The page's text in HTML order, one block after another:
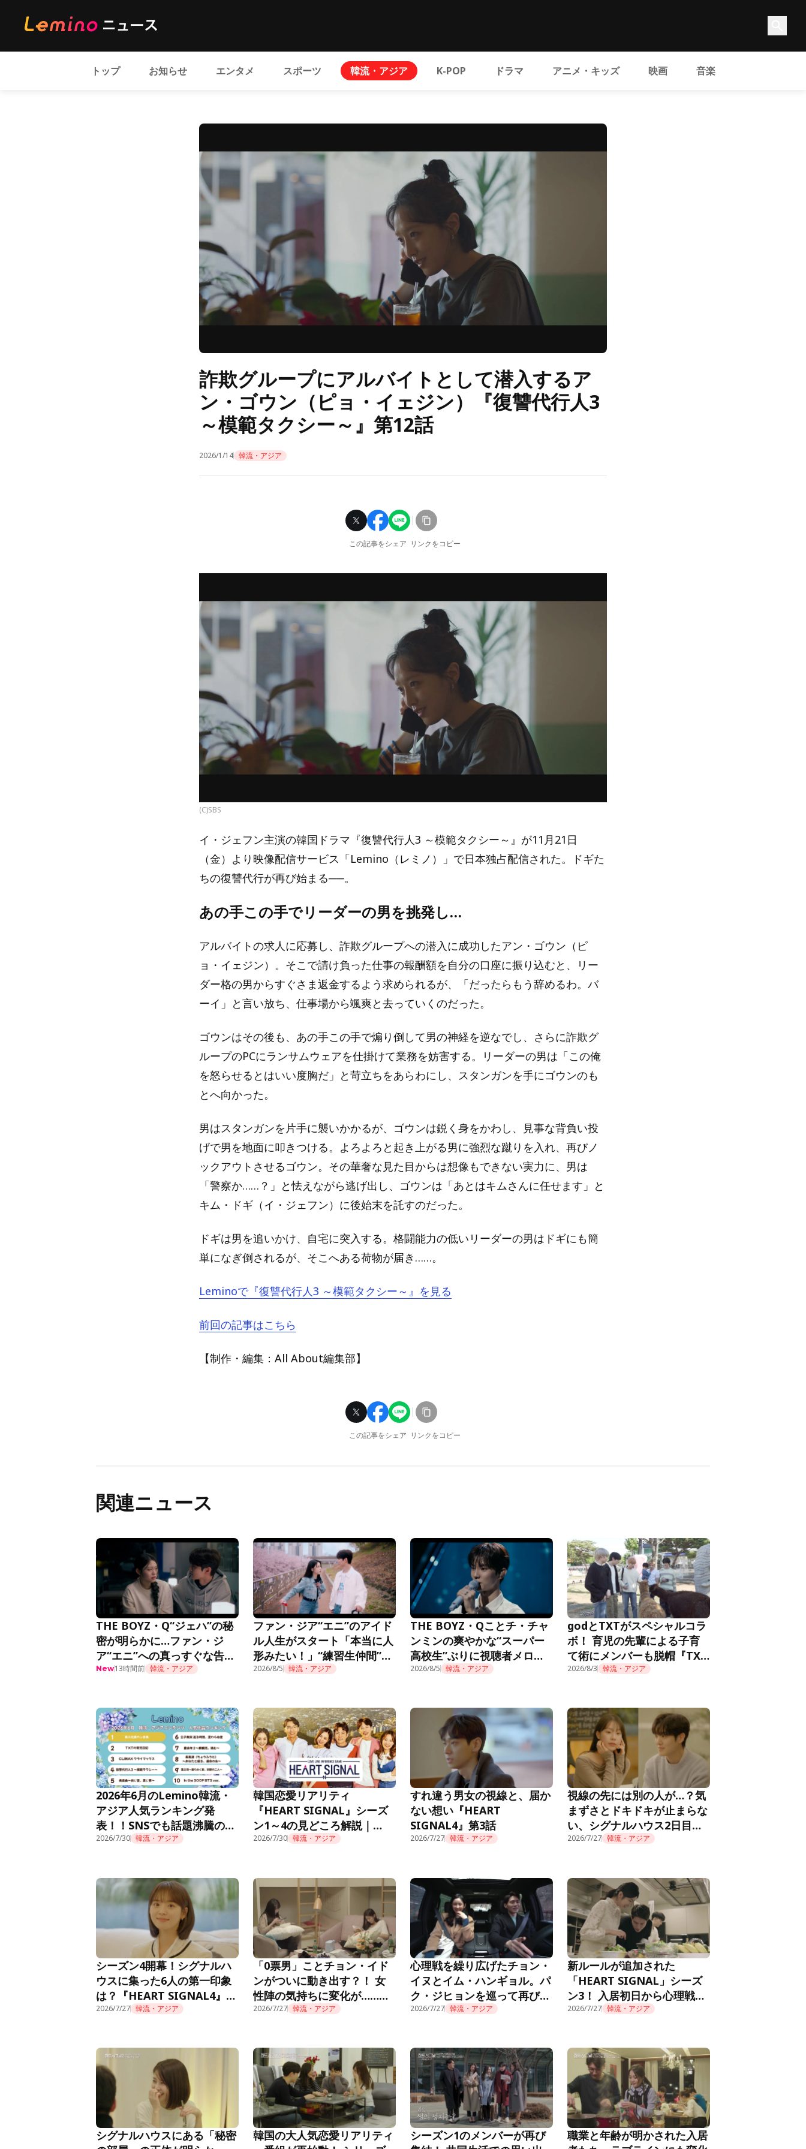
トップ お知らせ エンタメ スポーツ 韓流・アジア K-POP ドラマ アニメ・キッズ 映画 音楽
詐欺グループにアルバイトとして潜入するア
ン・ゴウン（ピョ・イェジン）『復讐代行人3
～模範タクシー～』第12話
2026/1/14 韓流・アジア
この記事をシェア リンクをコピー
(C)SBS
イ・ジェフン主演の韓国ドラマ『復讐代行人3 ～模範タクシー～』が11月21日
（金）より映像配信サービス「Lemino（レミノ）」で日本独占配信された。ドギた
ちの復讐代行が再び始まる──。
あの手この手でリーダーの男を挑発し…
アルバイトの求人に応募し、詐欺グループへの潜入に成功したアン・ゴウン（ピ
ョ・イェジン）。そこで請け負った仕事の報酬額を自分の口座に振り込むと、リー
ダー格の男からすぐさま返金するよう求められるが、「だったらもう辞めるわ。バ
ーイ」と言い放ち、仕事場から颯爽と去っていくのだった。
ゴウンはその後も、あの手この手で煽り倒して男の神経を逆なでし、さらに詐欺グ
ループのPCにランサムウェアを仕掛けて業務を妨害する。リーダーの男は「この俺
を怒らせるとはいい度胸だ」と苛立ちをあらわにし、スタンガンを手にゴウンのも
とへ向かった。
男はスタンガンを片手に襲いかかるが、ゴウンは鋭く身をかわし、見事な背負い投
げで男を地面に叩きつける。よろよろと起き上がる男に強烈な蹴りを入れ、再びノ
ックアウトさせるゴウン。その華奢な見た目からは想像もできない実力に、男は
「警察か……？」と怯えながら逃げ出し、ゴウンは「あとはキムさんに任せます」と
キム・ドギ（イ・ジェフン）に後始末を託すのだった。
ドギは男を追いかけ、自宅に突入する。格闘能力の低いリーダーの男はドギにも簡
単になぎ倒されるが、そこへある荷物が届き……。
Leminoで『復讐代行人3 ～模範タクシー～』を見る
前回の記事はこちら
【制作・編集：All About編集部】
この記事をシェア リンクをコピー
関連ニュース
THE BOYZ・Q“ジェハ”の秘
密が明らかに…ファン・ジ
ア“エニ”への真っすぐな告白
に胸キュン＜推しデビュー＞
New13時間前 韓流・アジア
ファン・ジア“エニ”のアイド
ル人生がスタート「本当に人
形みたい！」“練習生仲間”も
話題に＜推しデビュー＞
2026/8/5 韓流・アジア
THE BOYZ・Qことチ・チャ
ンミンの爽やかな“スーパー
高校生”ぶりに視聴者メロメ
ロ「制服似合ってる」＜推し
2026/8/5 韓流・アジア
godとTXTがスペシャルコラ
ボ！ 育児の先輩による子育
て術にメンバーも脱帽『TXT
の育児日記』第10話
2026/8/3 韓流・アジア
2026年6月のLemino韓流・
アジア人気ランキング発
表！！SNSでも話題沸騰の痛
快オフィスファンタジー『新
首位獲得！
2026/7/30 韓流・アジア
韓国恋愛リアリティ
『HEART SIGNAL』シーズ
ン1～4の見どころ解説｜
Lemino公式
2026/7/30 韓流・アジア
すれ違う男女の視線と、届か
ない想い『HEART
SIGNAL4』第3話
2026/7/27 韓流・アジア
視線の先には別の人が…？気
まずさとドキドキが止まらな
い、シグナルハウス2日目の
朝『HEART SIGNAL4』第2
2026/7/27 韓流・アジア
シーズン4開幕！シグナルハ
ウスに集った6人の第一印象
は？『HEART SIGNAL4』第
1話
2026/7/27 韓流・アジア
「0票男」ことチョン・イド
ンがついに動き出す？！ 女
性陣の気持ちに変化が……
『HEART SIGNAL3』第3話
2026/7/27 韓流・アジア
心理戦を繰り広げたチョン・
イヌとイム・ハンギョル。パ
ク・ジヒョンを巡って再び火
花を燃やし……？！『HEART
2026/7/27 韓流・アジア
新ルールが追加された
「HEART SIGNAL」シーズ
ン3！ 入居初日から心理戦が
始まり……『HEART
2026/7/27 韓流・アジア
シグナルハウスにある「秘密
韓国の大人気恋愛リアリティ
シーズン1のメンバーが再び
職業と年齢が明かされた入居